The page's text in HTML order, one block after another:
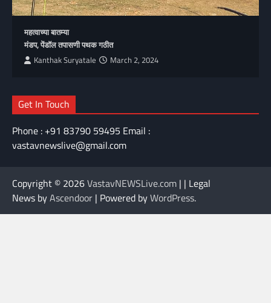
महत्वाच्या बातम्या
मंडप, पेंडॉल तपासणी पथक गठीत
Kanthak Suryatale March 2, 2024
Get In Touch
Phone : +91 83790 59495 Email :
vastavnewslive@gmail.com
Copyright © 2026VastavNEWSLive.com | | Legal
News byAscendoor | Powered byWordPress.